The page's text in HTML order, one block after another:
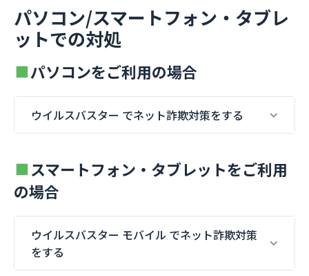
パソコン/スマートフォン・タブレ
ットでの対処
パソコンをご利用の場合
ウイルスバスター でネット詐欺対策をする
スマートフォン・タブレットをご利用
の場合
ウイルスバスター モバイル でネット詐欺対策
をする